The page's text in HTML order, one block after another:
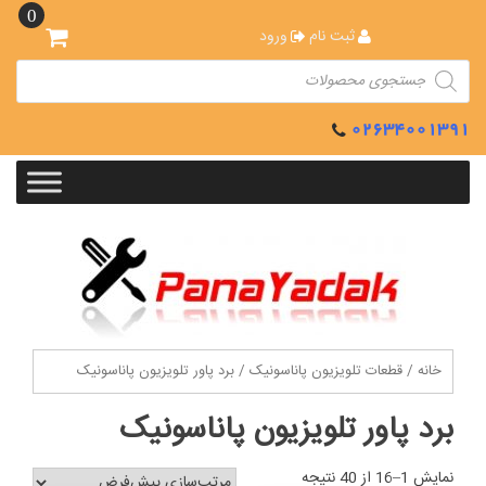
content
0
ثبت نام
ورود
Products
search
02634001391
خانه /قطعات تلویزیون پاناسونیک / برد پاور تلویزیون پاناسونیک
برد پاور تلویزیون پاناسونیک
نمایش 1–16 از 40 نتیجه